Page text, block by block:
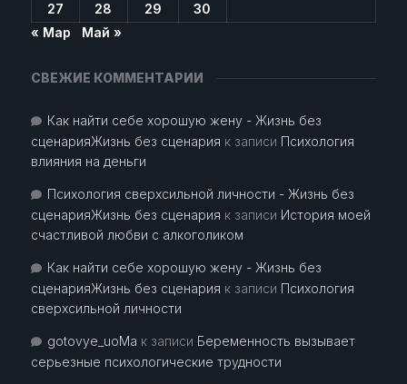
27
28 29
30
« Мар
Май »
СВЕЖИЕ КОММЕНТАРИИ
Как найти себе хорошую жену - Жизнь без
сценарияЖизнь без сценария к записи Психология
влияния на деньги
Психология сверхсильной личности - Жизнь без
сценарияЖизнь без сценария к записи История моей
счастливой любви с алкоголиком
Как найти себе хорошую жену - Жизнь без
сценарияЖизнь без сценария к записи Психология
сверхсильной личности
gotovye_uoMa к записи Беременность вызывает
серьезные психологические трудности